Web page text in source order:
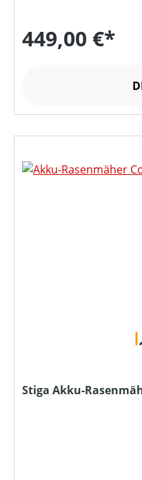
449,00 €*
Stiga Akku-